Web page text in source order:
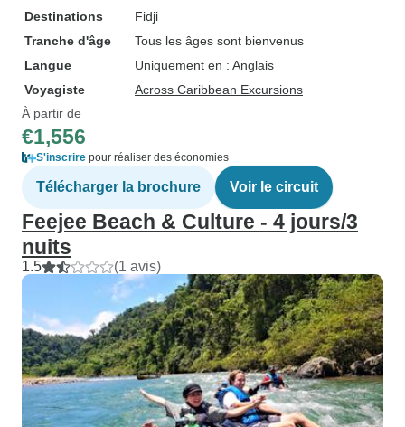
Destinations
Fidji
Tranche d'âge
Tous les âges sont bienvenus
Langue
Uniquement en : Anglais
Voyagiste
Across Caribbean Excursions
À partir de
€1,556
S'inscrire pour réaliser des économies
Télécharger la brochure Voir le circuit
Feejee Beach & Culture - 4 jours/3
nuits
1.5 (1 avis)